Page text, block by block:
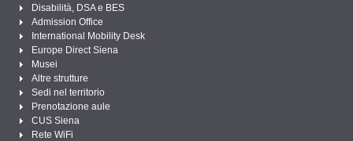
Disabilità, DSA e BES
Admission Office
International Mobility Desk
Europe Direct Siena
Musei
Altre strutture
Sedi nel territorio
Prenotazione aule
CUS Siena
Rete WiFi